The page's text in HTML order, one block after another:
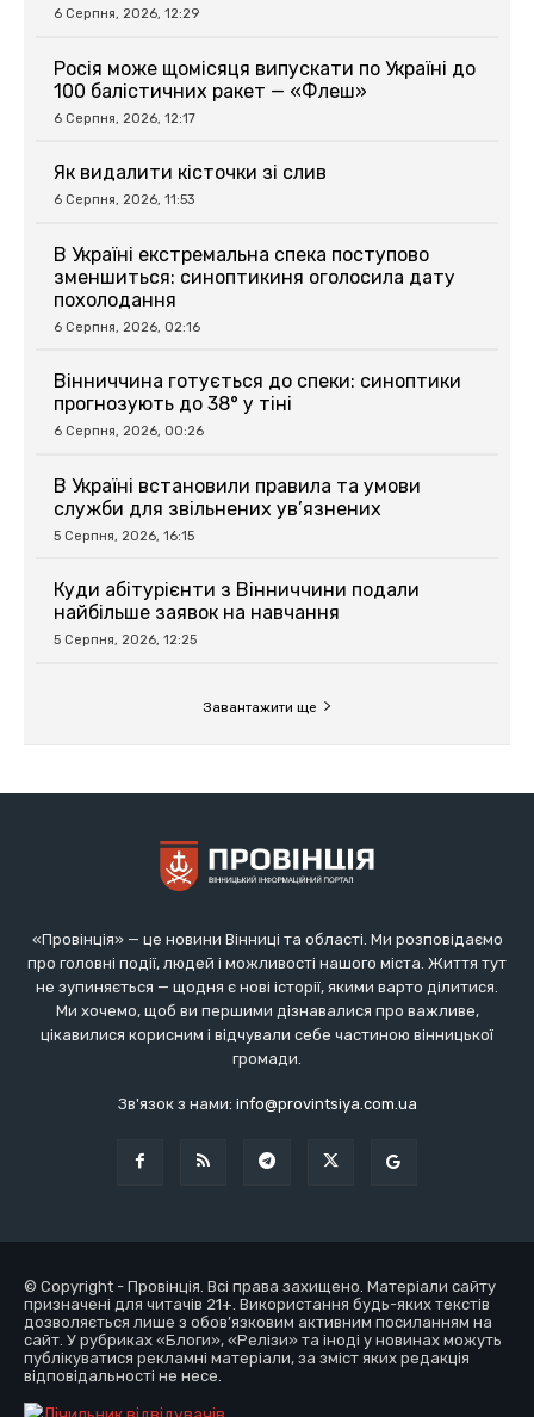
6 Серпня, 2026, 12:29
Росія може щомісяця випускати по Україні до
100 балістичних ракет — «Флеш»
6 Серпня, 2026, 12:17
Як видалити кісточки зі слив
6 Серпня, 2026, 11:53
В Україні екстремальна спека поступово
зменшиться: синоптикиня оголосила дату
похолодання
6 Серпня, 2026, 02:16
Вінниччина готується до спеки: синоптики
прогнозують до 38° у тіні
6 Серпня, 2026, 00:26
В Україні встановили правила та умови
служби для звільнених ув’язнених
5 Серпня, 2026, 16:15
Куди абітурієнти з Вінниччини подали
найбільше заявок на навчання
5 Серпня, 2026, 12:25
Завантажити ще
«Провінція» — це новини Вінниці та області. Ми розповідаємо
про головні події, людей і можливості нашого міста. Життя тут
не зупиняється — щодня є нові історії, якими варто ділитися.
Ми хочемо, щоб ви першими дізнавалися про важливе,
цікавилися корисним і відчували себе частиною вінницької
громади.
Зв'язок з нами: info@provintsiya.com.ua
© Copyright - Провінція. Всі права захищено. Матеріали сайту
призначені для читачів 21+. Використання будь-яких текстів
дозволяється лише з обов’язковим активним посиланням на
сайт. У рубриках «Блоги», «Релізи» та іноді у новинах можуть
публікуватися рекламні матеріали, за зміст яких редакція
відповідальності не несе.